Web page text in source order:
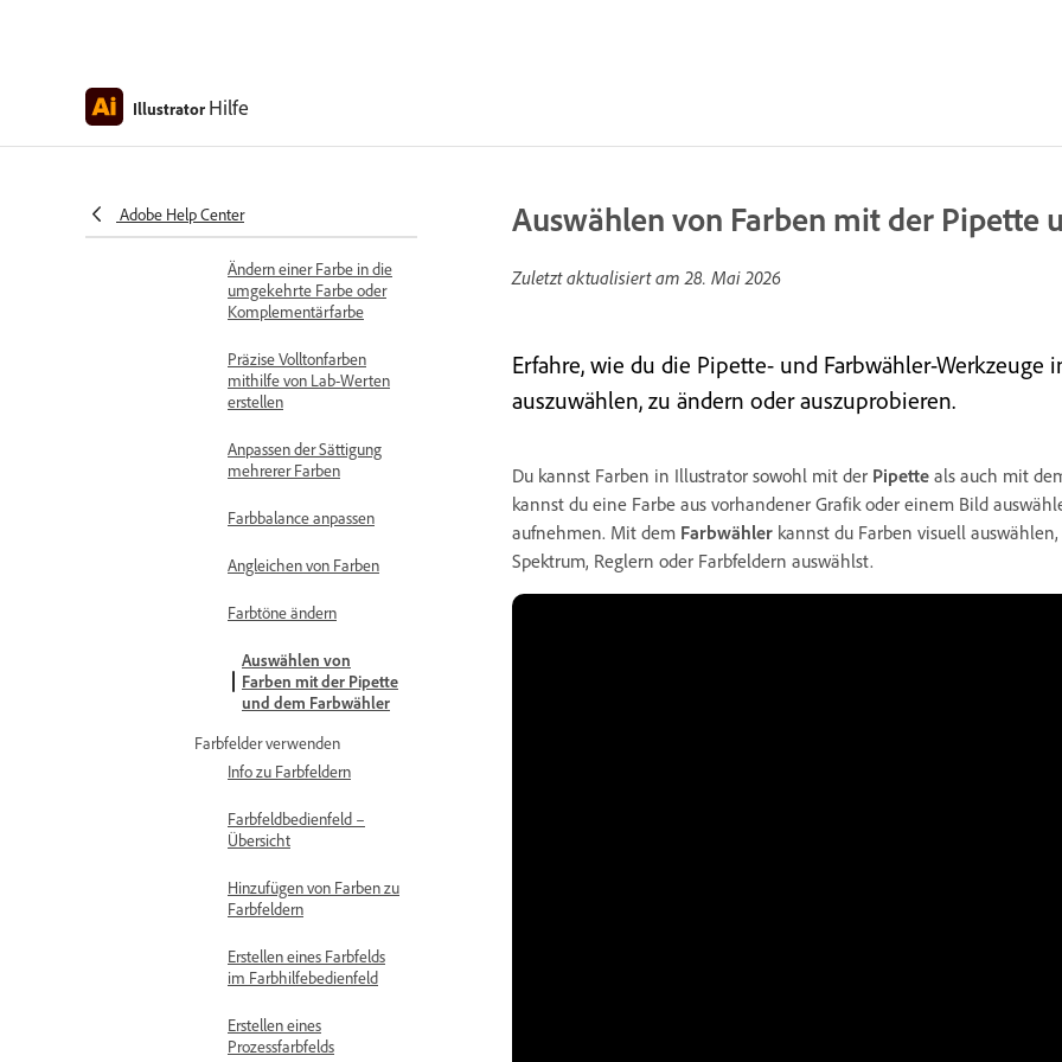
Illustrator Hilfe
Adobe Help Center
Farbbedienfeld
Farbmodus konvertieren
websicher machen
Ändern einer Farbe in die
umgekehrte Farbe oder
Komplementärfarbe
Präzise Volltonfarben
mithilfe von Lab-Werten
erstellen
Anpassen der Sättigung
mehrerer Farben
Farbbalance anpassen
Angleichen von Farben
Farbtöne ändern
Auswählen von
Farben mit der Pipette
und dem Farbwähler
Farbfelder verwenden
Info zu Farbfeldern
Farbfeldbedienfeld –
Übersicht
Hinzufügen von Farben zu
Farbfeldern
Erstellen eines Farbfelds
im Farbhilfebedienfeld
Erstellen eines
Prozessfarbfelds
Auswählen von Farben mit der Pipette
Zuletzt aktualisiert am28. Mai 2026
Erfahre, wie du die Pipette- und Farbwähler-
auszuwählen, zu ändern oder auszuprobieren.
Du kannst Farben in Illustrator sowohl mit der Pipette als auch mit
kannst du eine Farbe aus vorhandener Grafik oder einem Bild
aufnehmen. Mit dem Farbwähler kannst du Farben visuell
Spektrum, Reglern oder Farbfeldern auswählst.